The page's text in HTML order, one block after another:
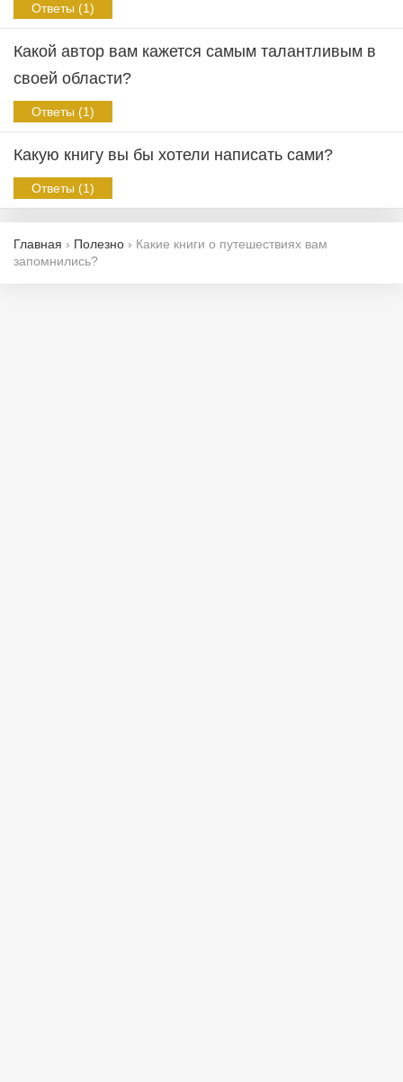
Ответы (1)
Какой автор вам кажется самым талантливым в
своей области?
Ответы (1)
Какую книгу вы бы хотели написать сами?
Ответы (1)
Главная › Полезно › Какие книги о путешествиях вам
запомнились?